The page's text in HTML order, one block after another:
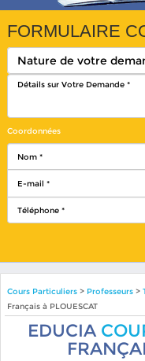
FORMULAIRE
Nature de votre
Coordonnées
Cours Particuliers> Professeurs >
Français à PLOUESCAT
EDUCIA